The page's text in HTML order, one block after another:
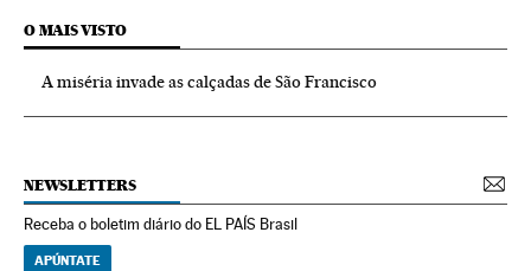
O MAIS VISTO
A miséria invade as calçadas de São Francisco
NEWSLETTERS
Receba o boletim diário do EL PAÍS Brasil
APÚNTATE